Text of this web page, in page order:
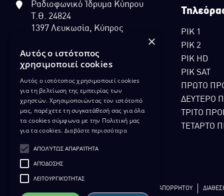
Ραδιοφωνικό Ίδρυμα Κύπρου
Τ.Θ. 24824
1397 Λευκωσία, Κύπρος
ΡΙΚ 1
ΡΙΚ 2
ΡΙΚ HD
ΡΙΚ SAT
ΠΡΩΤΟ
ΔΕΥΤΕΡΟ
ΤΡΙΤΟ
ΤΕΤΑΡΤΟ
ΠΟΛΙΤΙΚΗ ΑΠΟΡΡΗΤΟΥ
×
Αυτός ο ιστότοπος
χρησιμοποιεί cookies
Αυτός ο ιστότοπος χρησιμοποιεί cookies
για τη βελτίωση της εμπειρίας των
χρηστών. Χρησιμοποιώντας τον ιστότοπό
μας, παρέχετε τη συγκατάθεσή σας για όλα
τα cookies σύμφωνα με την Πολιτική μας
για τα cookies. Διαβάστε περισσότερα
ΑΠΟΛΎΤΩΣ ΑΠΑΡΑΊΤΗΤΑ
ΑΠΌΔΟΣΗΣ
ΛΕΙΤΟΥΡΓΙΚΌΤΗΤΑΣ